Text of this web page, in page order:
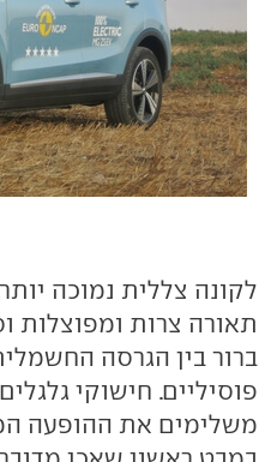
לקונה צללית נמוכה
תאורה צרות ומפוצלות
ברור בין הגרסה
פוסיליים. חישוקי
משלימים את ההופעה